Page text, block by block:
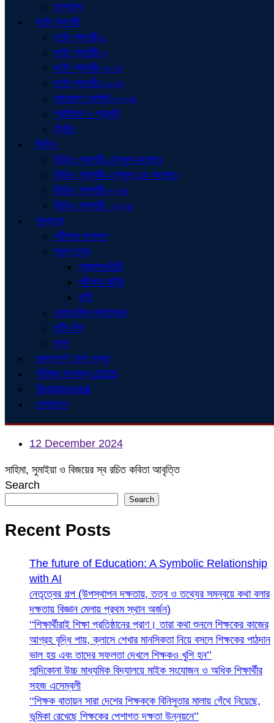
অন্যান্য
ফটো গ্যালারী
ফটো গ্যালারী-১
ফটো গ্যালারী-২
ফটো গ্যালারী-২০২৫
ফটো গ্যালারী-২০২৬
বৃক্ষরোপণ কর্মসূচি-২০২৬
প্রতিষ্ঠান ও প্রকৃতি
ট্রেনিং
ভিডিও
ভিডিও গ্যালারী-১(স্কুল-কলেজ)
ভিডিও গ্যালারী-২(স্কুল এন্ড কলেজ)
ভিডিও গ্যালারী-২০২৫
ভিডিও গ্যালারী- ২০২৬
অন্যান্য
পরীক্ষার ফলাফল
সকল তথ্য
প্রজ্ঞাপন/চিঠি
পরীক্ষার রুটিন
ভর্তি
একাডেমিক ক্যালেন্ডার
ছুটির দিন
ব্লগ
গুরুত্বপূর্ণ ফোন নম্বর
পরীক্ষার ফলাফল-2025
Testimonial
যোগাযোগ
12 December 2024
সাহিমা, সুমাইয়া ও বিজয়ের স্ব রচিত কবিতা আবৃত্তি
Search
Search
Recent Posts
The future of Education: A Symbolic Relationship
with AI
নেতৃত্বের গল্প (উপস্থাপন দক্ষতায়, তত্ব ও তথ্যের সমন্বয়ে কথা বলার
দক্ষতায় বিজ্ঞান মেলায় প্রথম স্থান অর্জন)
‘‘শিক্ষার্থীরাই শিক্ষা প্রতিষ্ঠানের প্রাণ। তারা কথা শুনলে শিক্ষকের কাজের
আগ্রহ বৃদ্ধি পায়, ক্লাসে শেখার মানসিকতা নিয়ে বসলে শিক্ষকের পাঠদান
ভাল হয় এবং তাদের সফলতা দেখলে শিক্ষকও খুশি হন’’
সান্দিকোনা উচ্চ মাধ্যমিক বিদ্যালয়ে মাইক সংযোজন ও অধিক শিক্ষার্থীর
সহজ এসেম্বলী
‘‘শিক্ষক বাতায়ন সারা দেশের শিক্ষককে বিনিসুতার মালায় গেঁথে নিয়েছে,
ভূমিকা রেখেছে শিক্ষকের পেশাগত দক্ষতা উন্নয়নে’’